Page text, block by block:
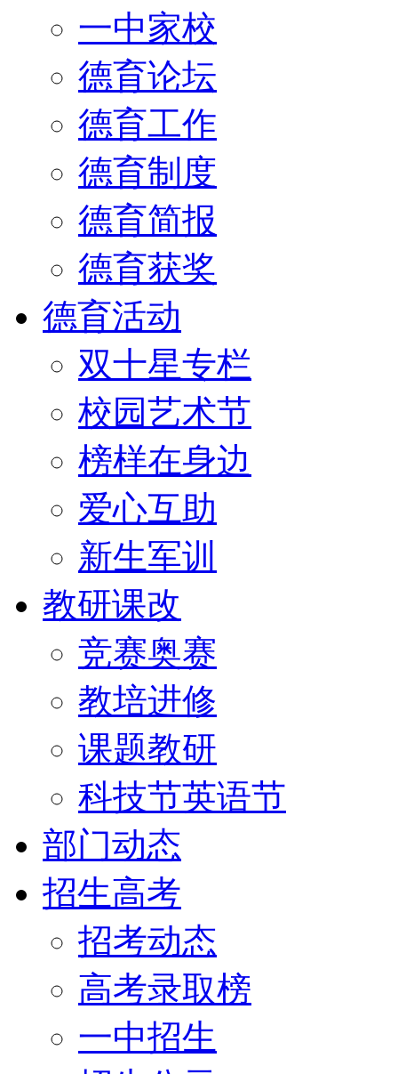
一中家校
德育论坛
德育工作
德育制度
德育简报
德育获奖
德育活动
双十星专栏
校园艺术节
榜样在身边
爱心互助
新生军训
教研课改
竞赛奥赛
教培进修
课题教研
科技节英语节
部门动态
招生高考
招考动态
高考录取榜
一中招生